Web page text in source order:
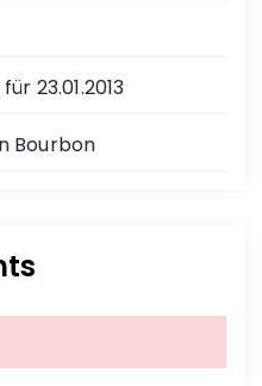
23.01.2013
Bourbon